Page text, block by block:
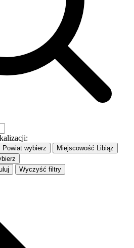
Powiat wybierz Miejscowość Libiąż
Wyczyść filtry